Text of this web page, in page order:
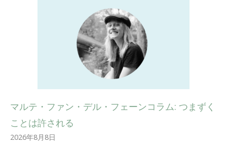
マルテ・ファン・デル・フェーンコラム: つまずく
ことは許される
2026年8月8日